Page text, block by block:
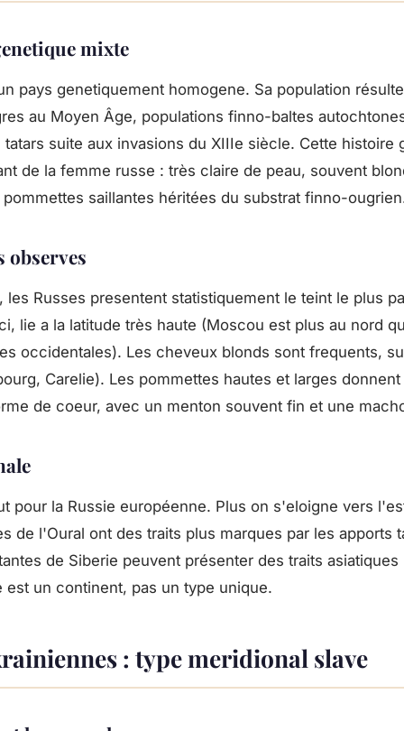
mixte
pays genetiquement homogene. Sa population
au Moyen Âge, populations finno-baltes
suite aux invasions du XIIIe siècle. Cette histoire
de la femme russe : très claire de peau, souvent
saillantes héritées du substrat finno-
les Russes presentent statistiquement le teint le plus
lie a la latitude très haute (Moscou est plus au nord
occidentales). Les cheveux blonds sont frequents,
Carelie). Les pommettes hautes et larges
de coeur, avec un menton souvent fin et une
pour la Russie européenne. Plus on s'eloigne vers
de l'Oural ont des traits plus marques par les apports
de Siberie peuvent présenter des traits asiatiques
est un continent, pas un type unique.
: type meridional slave